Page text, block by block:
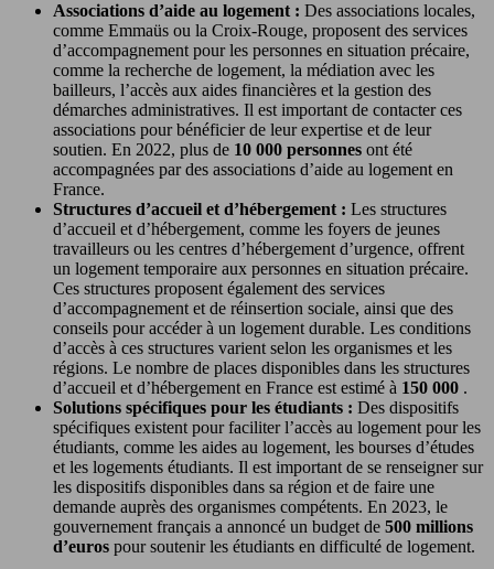
Associations d’aide au logement : Des associations locales,
comme Emmaüs ou la Croix-Rouge, proposent des services
d’accompagnement pour les personnes en situation précaire,
comme la recherche de logement, la médiation avec les
bailleurs, l’accès aux aides financières et la gestion des
démarches administratives. Il est important de contacter ces
associations pour bénéficier de leur expertise et de leur
soutien. En 2022, plus de 10 000 personnes ont été
accompagnées par des associations d’aide au logement en
France.
Structures d’accueil et d’hébergement : Les structures
d’accueil et d’hébergement, comme les foyers de jeunes
travailleurs ou les centres d’hébergement d’urgence, offrent
un logement temporaire aux personnes en situation précaire.
Ces structures proposent également des services
d’accompagnement et de réinsertion sociale, ainsi que des
conseils pour accéder à un logement durable. Les conditions
d’accès à ces structures varient selon les organismes et les
régions. Le nombre de places disponibles dans les structures
d’accueil et d’hébergement en France est estimé à 150 000 .
Solutions spécifiques pour les étudiants : Des dispositifs
spécifiques existent pour faciliter l’accès au logement pour les
étudiants, comme les aides au logement, les bourses d’études
et les logements étudiants. Il est important de se renseigner sur
les dispositifs disponibles dans sa région et de faire une
demande auprès des organismes compétents. En 2023, le
gouvernement français a annoncé un budget de 500 millions
d’euros pour soutenir les étudiants en difficulté de logement.